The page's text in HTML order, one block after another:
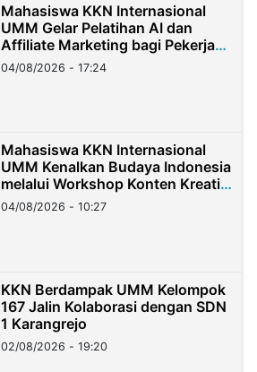
Mahasiswa KKN Internasional
UMM Gelar Pelatihan AI dan
Affiliate Marketing bagi Pekerja
Migran Indonesia di Taiwan
04/08/2026 - 17:24
Mahasiswa KKN Internasional
UMM Kenalkan Budaya Indonesia
melalui Workshop Konten Kreatif
di Taiwan
04/08/2026 - 10:27
KKN Berdampak UMM Kelompok
167 Jalin Kolaborasi dengan SDN
1 Karangrejo
02/08/2026 - 19:20